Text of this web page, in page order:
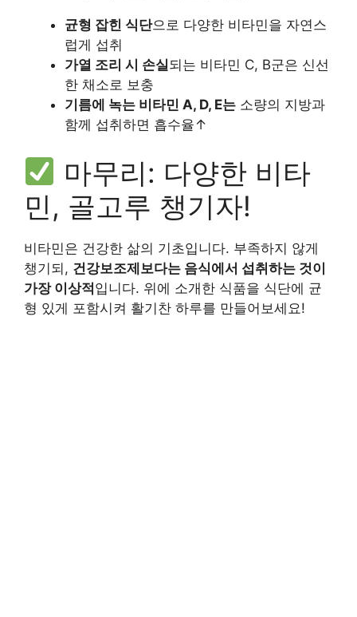
균형 잡힌 식단으로 다양한 비타민을 자연스
럽게 섭취
가열 조리 시 손실되는 비타민 C, B군은 신선
한 채소로 보충
기름에 녹는 비타민 A, D, E는 소량의 지방과
함께 섭취하면 흡수율↑
마무리: 다양한 비타
민, 골고루 챙기자!
비타민은 건강한 삶의 기초입니다. 부족하지 않게
챙기되, 건강보조제보다는 음식에서 섭취하는 것이
가장 이상적입니다. 위에 소개한 식품을 식단에 균
형 있게 포함시켜 활기찬 하루를 만들어보세요!